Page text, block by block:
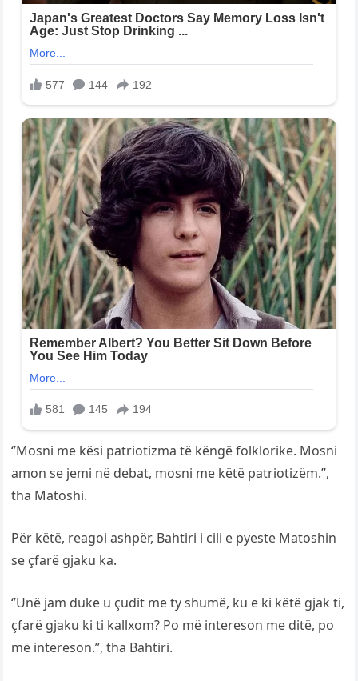
‘’Mosni me kësi patriotizma të këngë folklorike. Mosni
amon se jemi në debat, mosni me këtë patriotizëm.’’,
tha Matoshi.
Për këtë, reagoi ashpër, Bahtiri i cili e pyeste Matoshin
se çfarë gjaku ka.
‘’Unë jam duke u çudit me ty shumë, ku e ki këtë gjak ti,
çfarë gjaku ki ti kallxom? Po më intereson me ditë, po
më intereson.’’, tha Bahtiri.